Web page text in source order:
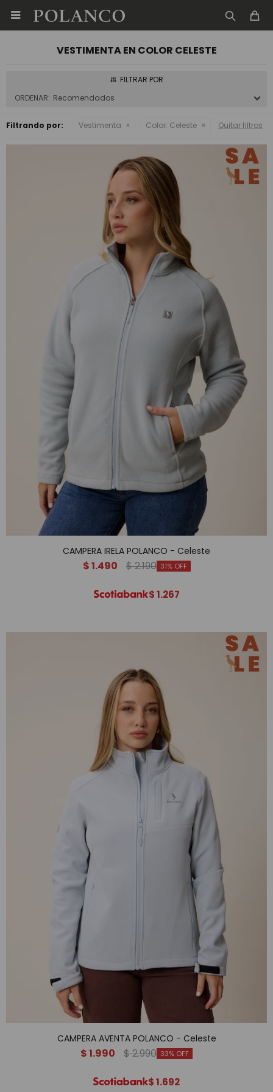

VESTIMENTA EN COLOR CELESTE
Recomendados
Filtrando por: Vestimenta Color: Celeste Quitar filtros
CAMPERA IRELA POLANCO - Celeste
$1.490 $2.190 31
$1.267
CAMPERA AVENTA POLANCO - Celeste
$1.990 $2.990 33
$1.692